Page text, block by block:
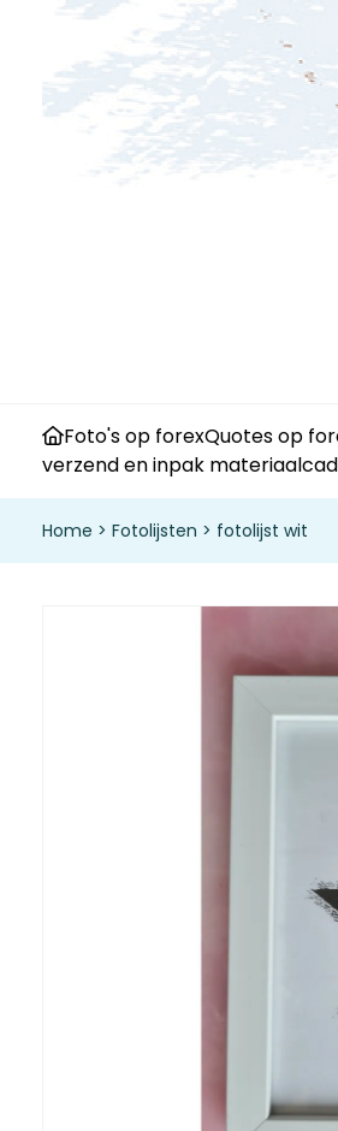
Foto's op forexQuotes op
verzend en inpak materiaal
Home > Fotolijsten > fotolijst wit